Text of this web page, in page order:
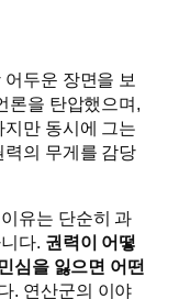
두운 장면을 보
론을 탄압했으며,
만 동시에 그는
의 무게를 감당
유는 단순히 과
다. 권력이 어떻
심을 잃으면 어떤
. 연산군의 이야